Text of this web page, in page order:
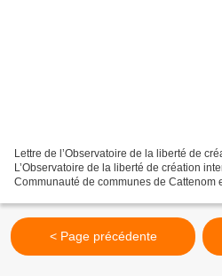
Lettre de l’Observatoire de la liberté de
L’Observatoire de la liberté de création
Communauté de communes de Cattenom
< Page précédente